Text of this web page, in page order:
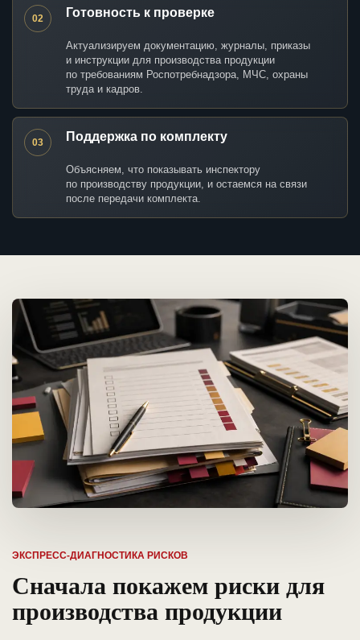
02 Готовность к проверке
Актуализируем документацию, журналы, приказы
и инструкции для производства продукции
по требованиям Роспотребнадзора, МЧС, охраны
труда и кадров.
03 Поддержка по комплекту
Объясняем, что показывать инспектору
по производству продукции, и остаемся на связи
после передачи комплекта.
ЭКСПРЕСС-ДИАГНОСТИКА РИСКОВ
Сначала покажем риски для
производства продукции